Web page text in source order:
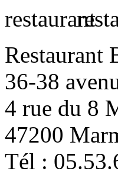
Restaurant
36-38
4 rue du 8
47200
Tél :